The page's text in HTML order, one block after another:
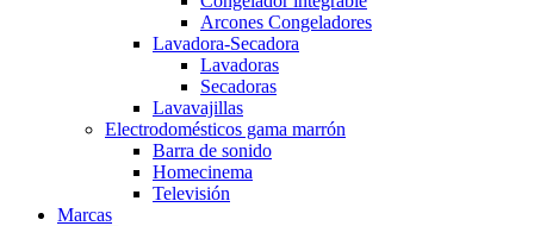
Arcones Congeladores
Lavadora-Secadora
Lavadoras
Secadoras
Lavavajillas
Electrodomésticos gama marrón
Barra de sonido
Homecinema
Televisión
Marcas